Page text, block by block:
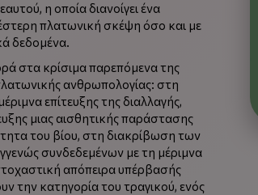
η οποία διανοίγει ένα
πλατωνική σκέψη όσο και με
δεδομένα.
στα κρίσιμα παρεπόμενα της
ανθρωπολογίας: στη
επίτευξης της διαλλαγής,
μιας αισθητικής παράστασης
του βίου, στη διακρίβωση των
συνδεδεμένων με τη μέριμνα
απόπειρα υπέρβασής
την κατηγορία του τραγικού, ενός